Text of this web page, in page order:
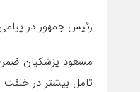
رئیس جمهور در
مسعود پزشکیان ضمن
تامل بیشتر در